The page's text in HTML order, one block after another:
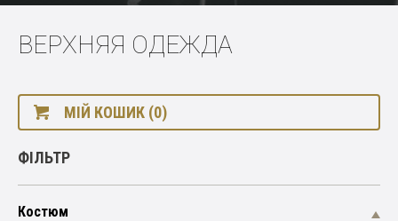
ВЕРХНЯЯ ОДЕЖДА
МІЙ КОШИК (0)
ФІЛЬТР
Костюм